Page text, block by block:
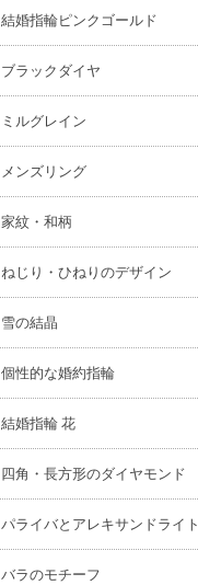
結婚指輪ピンクゴールド
ブラックダイヤ
ミルグレイン
メンズリング
家紋・和柄
ねじり・ひねりのデザイン
雪の結晶
個性的な婚約指輪
結婚指輪 花
四角・長方形のダイヤモンド
パライバとアレキサンドライト
バラのモチーフ